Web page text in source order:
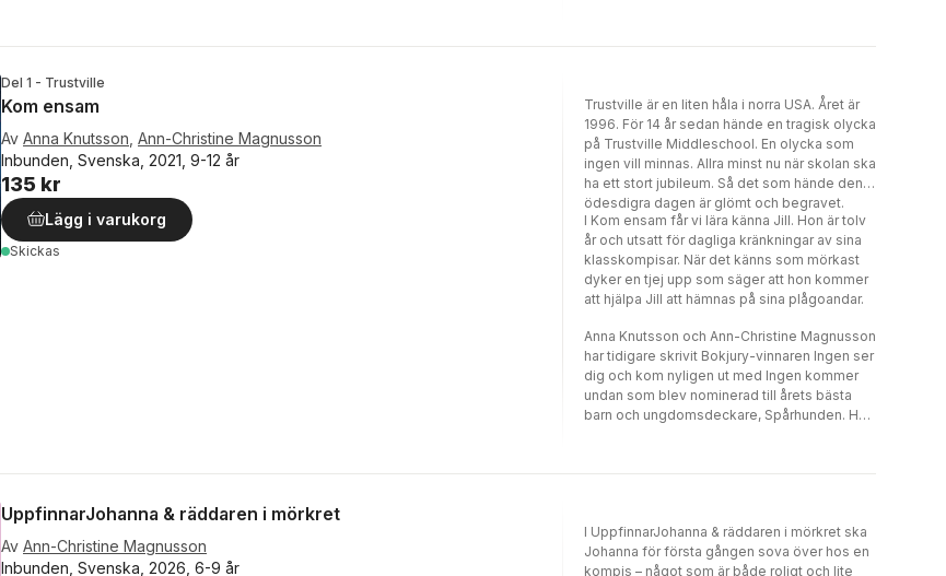
Del 1 - Trustville
Kom ensam
Av Anna Knutsson Ann-Christine Magnusson
Inbunden, Svenska, 2021, 9-12 år
135 kr
Lägg i varukorg
Skickas
Trustville är en liten håla i norra USA. Året är
1996. För 14 år sedan hände en tragisk olycka
på Trustville Middleschool. En olycka som
ingen vill minnas. Allra minst nu när skolan ska
ha ett stort jubileum. Så det som hände den
ödesdigra dagen är glömt och begravet.
I Kom ensam får vi lära känna Jill. Hon är tolv
år och utsatt för dagliga kränkningar av sina
klasskompisar. När det känns som mörkast
dyker en tjej upp som säger att hon kommer
att hjälpa Jill att hämnas på sina plågoandar.
Anna Knutsson och Ann-Christine Magnusson
har tidigare skrivit Bokjury-vinnaren Ingen ser
dig och kom nyligen ut med Ingen kommer
undan som blev nominerad till årets bästa
barn och ungdomsdeckare, Spårhunden. Här
UppfinnarJohanna & räddaren i mörkret
Av Ann-Christine Magnusson
Inbunden, Svenska, 2026, 6-9 år
I UppfinnarJohanna & räddaren i mörkret ska
Johanna för första gången sova över hos en
kompis – något som är både roligt och lite